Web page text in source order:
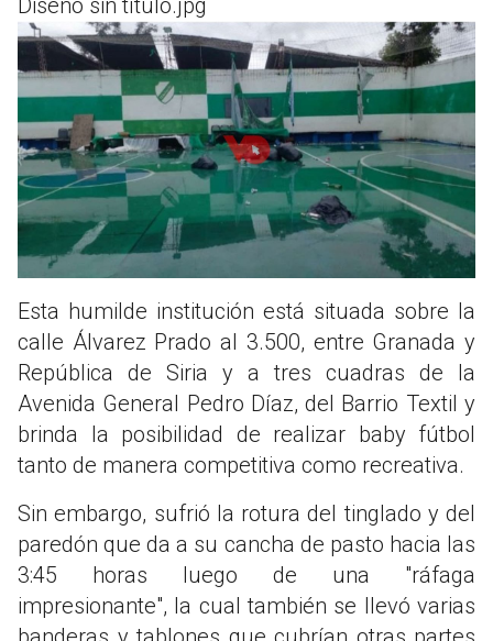
Diseño sin título.jpg
Esta humilde institución está situada sobre la
calle Álvarez Prado al 3.500, entre Granada y
República de Siria y a tres cuadras de la
Avenida General Pedro Díaz, del Barrio Textil y
brinda la posibilidad de realizar baby fútbol
tanto de manera competitiva como recreativa.
Sin embargo, sufrió la rotura del tinglado y del
paredón que da a su cancha de pasto hacia las
3:45 horas luego de una "ráfaga
impresionante", la cual también se llevó varias